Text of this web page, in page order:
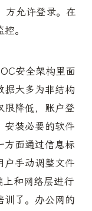
方允许登录。在
。
安全架构里面
据大多为非结构
限降低，账户登
安装必要的软件
方面通过信息标
户手动调整文件
上和网络层进行
训了。办公网的